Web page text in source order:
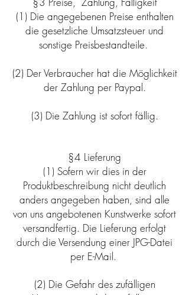
(1) Die angegebenen Preise enthalten
die gesetzliche Umsatzsteuer und
sonstige Preisbestandteile.
(2) Der Verbraucher hat die Möglichkeit
der Zahlung per Paypal.
(3) Die Zahlung ist sofort fällig.
§4 Lieferung
(1) Sofern wir dies in der
Produktbeschreibung nicht deutlich
anders angegeben haben, sind alle
von uns angebotenen Kunstwerke sofort
versandfertig. Die Lieferung erfolgt
durch die Versendung einer JPG-Datei
per E-Mail.
(2) Die Gefahr des zufälligen